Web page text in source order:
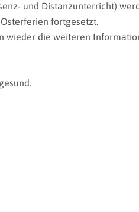
und Distanzunterricht)
fortgesetzt.
wieder die weiteren